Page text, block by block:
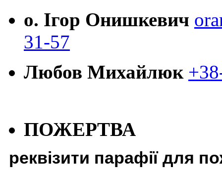
о. Ігор Онишкевич
31-57
Любов Михайлюк
ПОЖЕРТВА
реквізити парафії для